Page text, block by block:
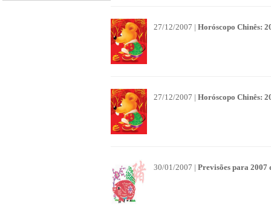
27/12/2007 | Horóscopo Chinês:
27/12/2007 | Horóscopo Chinês:
30/01/2007 | Previsões para 2007